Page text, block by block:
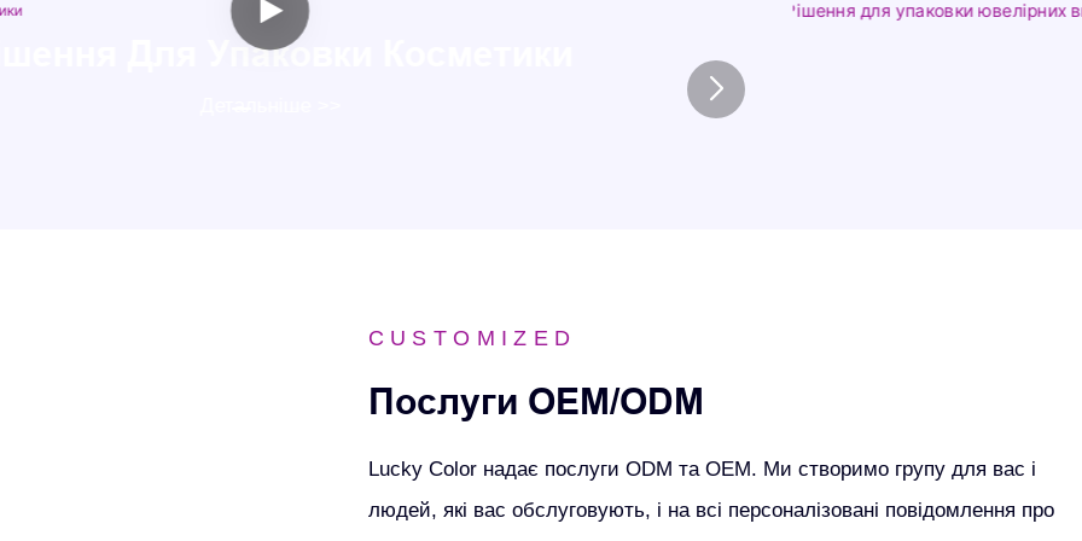
Для Упаковки Косметики
CUSTOMIZED
Послуги OEM/ODM
Lucky Color надає послуги ODM та OEM. Ми створимо групу для вас і
людей, які вас обслуговують, і на всі персоналізовані повідомлення про